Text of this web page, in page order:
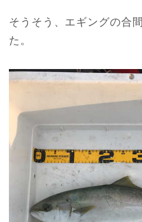
そうそう、エギングの合
た。